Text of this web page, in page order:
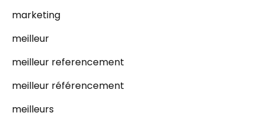
marketing
meilleur
meilleur referencement
meilleur référencement
meilleurs